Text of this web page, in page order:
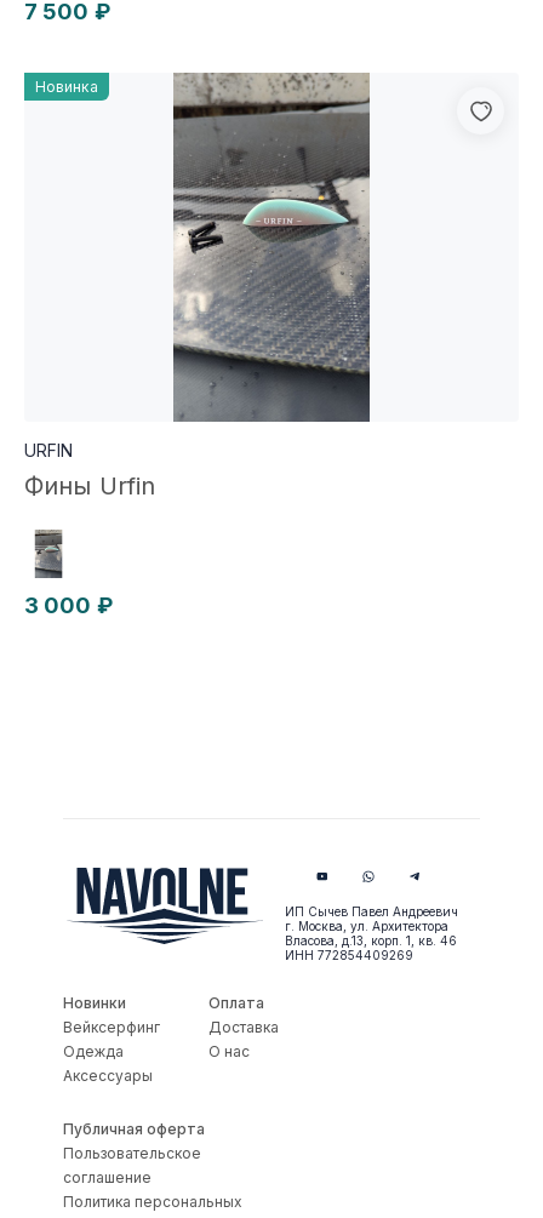
7 500 ₽
Новинка
URFIN
Фины Urfin
3 000 ₽
ИП Сычев Павел Андреевич
г. Москва, ул. Архитектора
Власова, д.13, корп. 1, кв. 46
ИНН 772854409269
Новинки
Вейксерфинг
Одежда
Аксессуары
Оплата
Доставка
О нас
Публичная оферта
Пользовательское
соглашение
Политика персональных